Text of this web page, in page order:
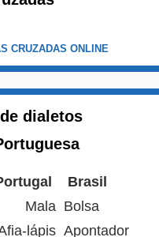
CRUZADAS ONLINE
dialetos
Brasil
Mala Bolsa
lápis Apontador